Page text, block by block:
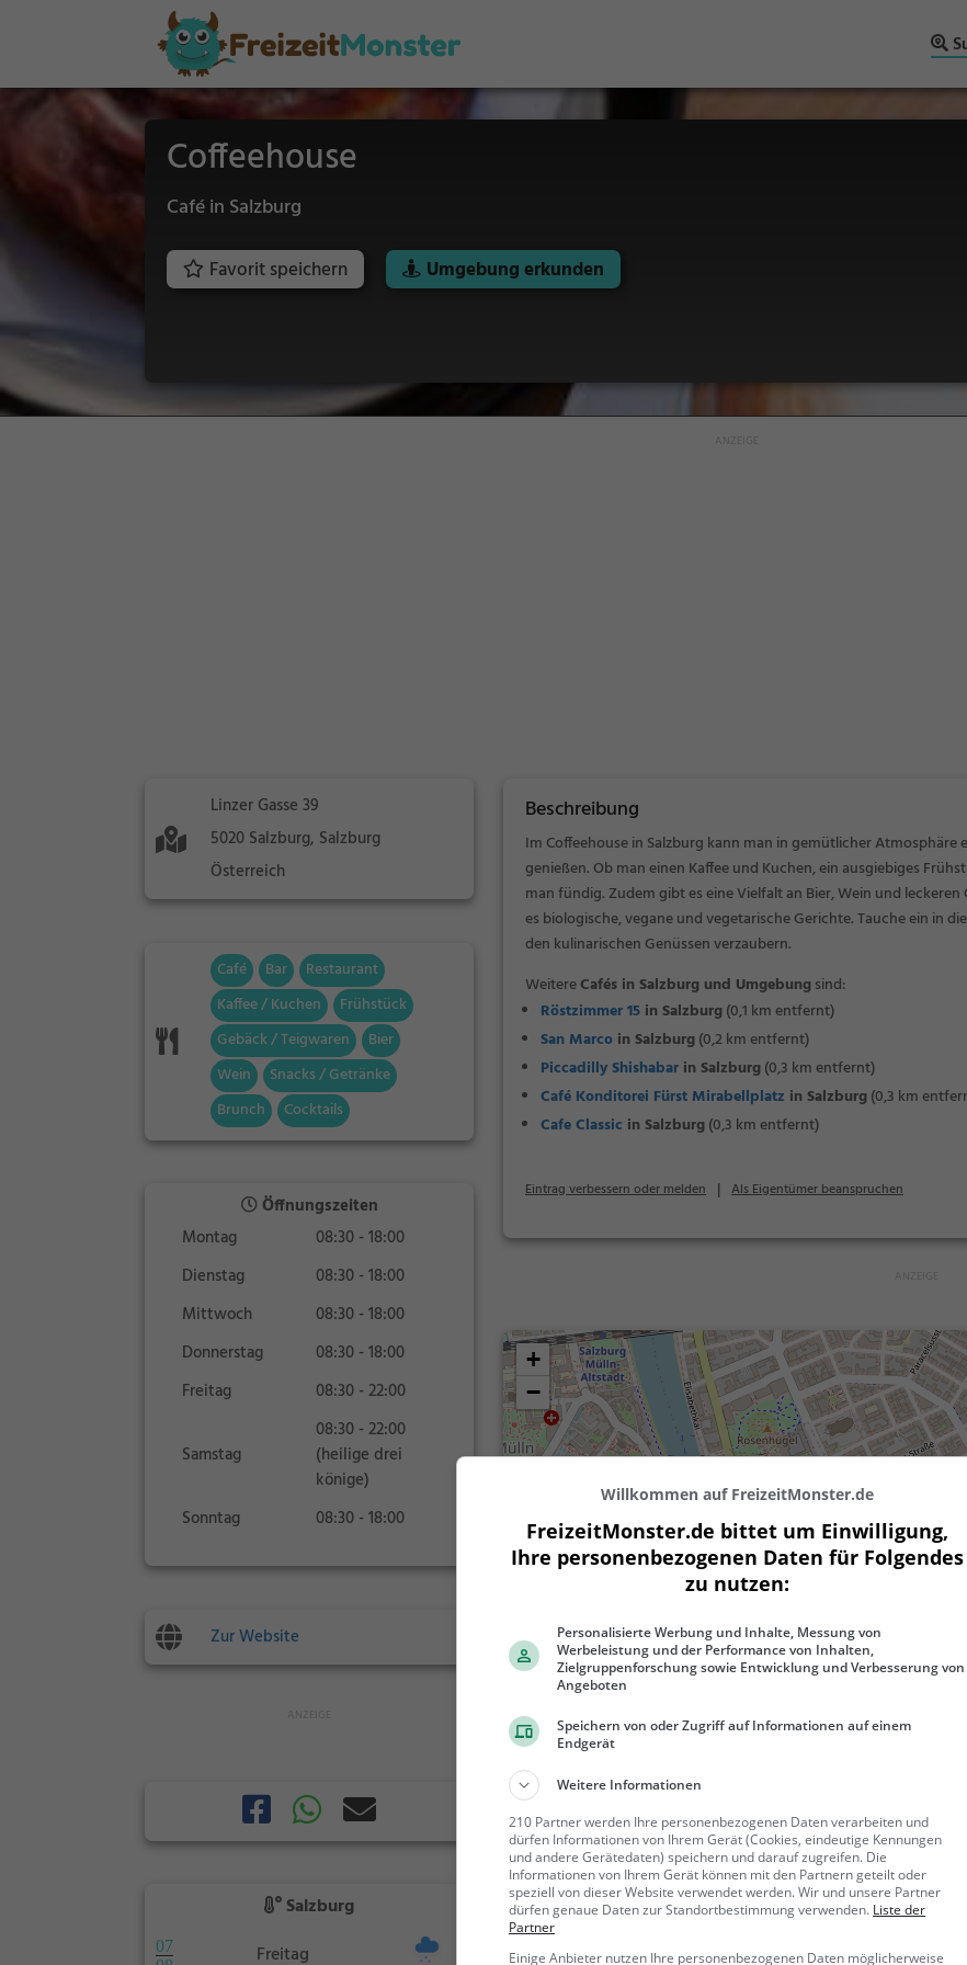
Coffeehouse
Café in Salzburg
Favorit speichern Umgebung erkunden
Linzer Gasse 39
5020 Salzburg, Salzburg
Österreich
Café Bar
Restaurant
Kaffee / Kuchen
Frühstück
Gebäck / Teigwaren
Bier
Wein
Snacks / Getränke
Brunch
Cocktails
Öffnungszeiten
Montag
08:30 - 18:00
Dienstag
08:30 - 18:00
Mittwoch
08:30 - 18:00
Donnerstag
08:30 - 18:00
Freitag
08:30 - 22:00
Samstag
08:30 - 22:00
(heilige drei
könige)
Sonntag
08:30 - 18:00
Zur Website
Salzburg
07
Freitag
Beschreibung
Im Coffeehouse in Salzburg kann man in gemütlicher Atmosphäre
genießen. Ob man einen Kaffee und Kuchen, ein ausgiebiges
man fündig. Zudem gibt es eine Vielfalt an Bier, Wein und
es biologische, vegane und vegetarische Gerichte. Tauche ein in
den kulinarischen Genüssen verzaubern.
WeitereCafés in Salzburg und Umgebungsind:
Röstzimmer 15 in Salzburg(0,1 km entfernt)
San Marco in Salzburg(0,2 km entfernt)
Piccadilly Shishabar in Salzburg(0,3 km entfernt)
Café Konditorei Fürst Mirabellplatz in Salzburg(0,3 km
Cafe Classic in Salzburg(0,3 km entfernt)
Eintrag verbessern oder melden | Als Eigentümer beanspruchen
+
−
1000 ft
Gaststätten in der Nähe von
Ludwig
Burger-Restaurant in Salzburg
Salzburg,
Österreich
Restaura
nt, Burger, A
bendessen,
Willkommen auf FreizeitMonster.de
FreizeitMonster.de bittet um Einwilligung,
Ihre personenbezogenen Daten für Folgendes
zu nutzen:
Personalisierte Werbung und Inhalte, Messung von
Werbeleistung und der Performance von Inhalten,
Zielgruppenforschung sowie Entwicklung und Verbesserung von
Angeboten
Speichern von oder Zugriff auf Informationen auf einem
Endgerät
Weitere Informationen
210 Partner werden Ihre personenbezogenen Daten verarbeiten und
dürfen Informationen von Ihrem Gerät (Cookies, eindeutige Kennungen
und andere Gerätedaten) speichern und darauf zugreifen. Die
Informationen von Ihrem Gerät können mit den Partnern geteilt oder
speziell von dieser Website verwendet werden. Wir und unsere Partner
dürfen genaue Daten zur Standortbestimmung verwenden. Liste der
Partner
Einige Anbieter nutzen Ihre personenbezogenen Daten möglicherweise